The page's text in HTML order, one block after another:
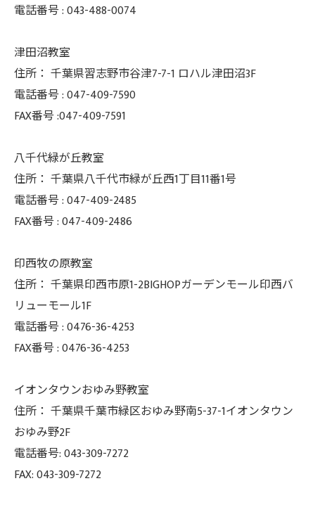
電話番号 :043-488-0074
津田沼教室
住所： 千葉県習志野市谷津7-7-1 ロハル津田沼3F
電話番号 :047-409-7590
FAX番号 :047-409-7591
八千代緑が丘教室
住所： 千葉県八千代市緑が丘西1丁目11番1号
電話番号 :047-409-2485
FAX番号 :047-409-2486
印西牧の原教室
住所： 千葉県印西市原1-2BIGHOPガーデンモール印西バ
リューモール1F
電話番号 :0476-36-4253
FAX番号 :0476-36-4253
イオンタウンおゆみ野教室
住所： 千葉県千葉市緑区おゆみ野南5-37-1イオンタウン
おゆみ野2F
電話番号: 043-309-7272
FAX: 043-309-7272